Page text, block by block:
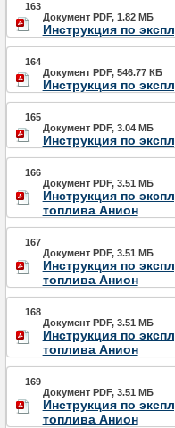
163
Документ PDF, 1.82 МБ
Инструкция по
164
Документ PDF, 546.77 КБ
Инструкция по
165
Документ PDF, 3.04 МБ
Инструкция по
166
Документ PDF, 3.51 МБ
Инструкция по
топлива Анион
167
Документ PDF, 3.51 МБ
Инструкция по
топлива Анион
168
Документ PDF, 3.51 МБ
Инструкция по
топлива Анион
169
Документ PDF, 3.51 МБ
Инструкция по
топлива Анион